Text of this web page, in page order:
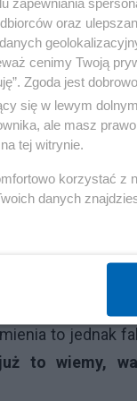
z tego
wiernych mają
ludzie
piarowcy itd.
szanująca się
także
to jednak
to wiemy,
oraz
cenimy Twoją
Zgoda jest
się w lewym
ale masz
tej witrynie.
korzystać z
danych